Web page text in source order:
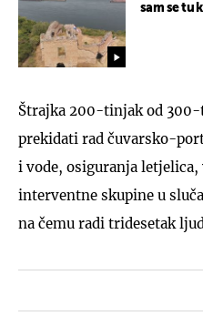
sam se tu
Štrajka 200-tinjak od 300-
prekidati rad čuvarsko-
i vode, osiguranja letjelica,
interventne skupine u
na čemu radi tridesetak